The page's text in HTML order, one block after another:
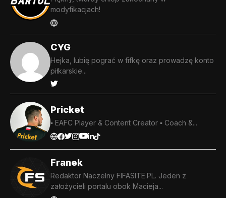
modyfikacjach!
CYG
Hejka, lubię pograć w fifkę oraz prowadzę konto
piłkarskie...
Pricket
▪️ EAFC Player & Content Creator ▪️ Coach &...
Franek
Redaktor Naczelny FIFASITE.PL. Jeden z
założycieli portalu obok Macieja...